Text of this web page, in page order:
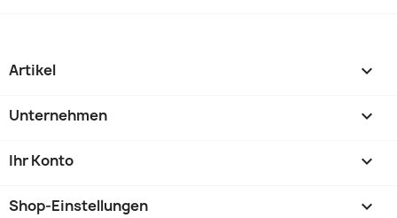
Artikel 
Unternehmen 
Ihr Konto 
Shop-Einstellungen keyboard_arrow_down